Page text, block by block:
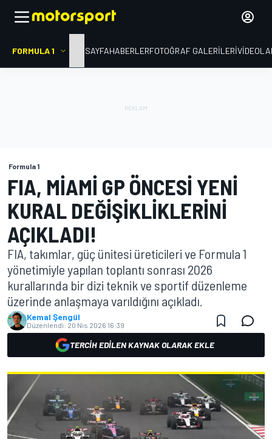
FORMULA 1 ANA SAYFAHABERLERFOTOĞRAF GALERILERI
Formula 1
FIA, MIAMI GP ÖNCESI YENI
KURAL DEĞIŞIKLIKLERINI
AÇIKLADI!
FIA, takımlar, güç ünitesi üreticileri ve Formula 1
yönetimiyle yapılan toplantı sonrası 2026
kurallarında bir dizi teknik ve sportif düzenleme
üzerinde anlaşmaya varıldığını açıkladı.
Kemal Şengül
Düzenlendi: 20 Nis 2026 16:39
TERCIH EDILEN KAYNAK OLARAK EKLE